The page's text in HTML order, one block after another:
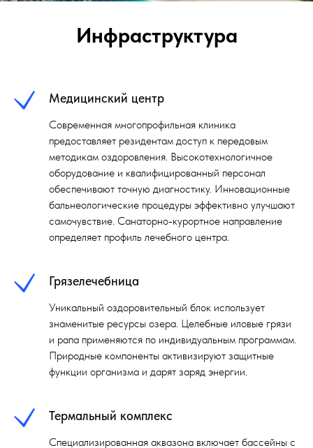
Инфраструктура
Медицинский центр
Современная многопрофильная клиника
предоставляет резидентам доступ к передовым
методикам оздоровления. Высокотехнологичное
оборудование и квалифицированный персонал
обеспечивают точную диагностику. Инновационные
бальнеологические процедуры эффективно улучшают
самочувствие. Санаторно-курортное направление
определяет профиль лечебного центра.
Грязелечебница
Уникальный оздоровительный блок использует
знаменитые ресурсы озера. Целебные иловые грязи
и рапа применяются по индивидуальным программам.
Природные компоненты активизируют защитные
функции организма и дарят заряд энергии.
Термальный комплекс
Специализированная аквазона включает бассейны с